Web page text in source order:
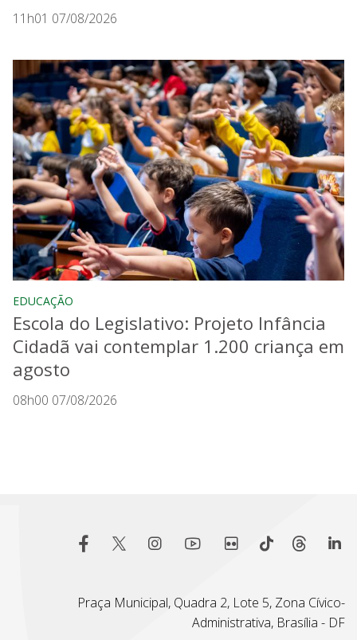
11h01 07/08/2026
EDUCAÇÃO
Escola do Legislativo: Projeto Infância
Cidadã vai contemplar 1.200 criança em
agosto
08h00 07/08/2026
Praça Municipal, Quadra 2, Lote 5, Zona Cívico-
Administrativa, Brasília - DF